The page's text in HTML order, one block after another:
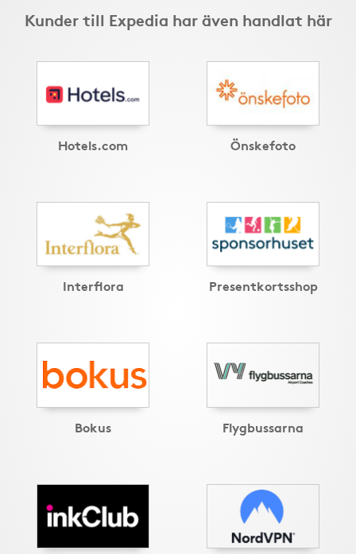
Kunder till Expedia har även handlat här
Hotels.com Önskefoto
Interflora Presentkortsshop
Bokus Flygbussarna